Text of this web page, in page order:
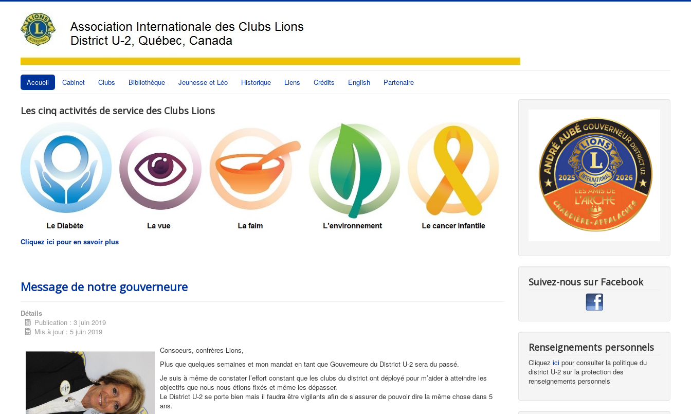
Accueil Cabinet Clubs Bibliothèque Jeunesse et Léo Historique Liens Crédits English Partenaire
Les cinq activités de service des Clubs Lions
Cliquez ici pour en savoir plus
Message de notre gouverneure
Détails
Publication : 3 juin 2019
Mis à jour : 5 juin 2019
Consoeurs, confrères Lions,
Plus que quelques semaines et mon mandat en tant que Gouverneure du District U-2 sera du passé.
Je suis à même de constater l’effort constant que les clubs du district ont déployé pour m’aider à atteindre les
objectifs que nous nous étions fixés et même les dépasser.
Le District U-2 se porte bien mais il faudra être vigilants afin de s’assurer de pouvoir dire la même chose dans 5
ans.
Suivez-nous sur Facebook
Renseignements personnels
Cliquezici pour consulter la politique du
district U-2 sur la protection des
renseignements personnels